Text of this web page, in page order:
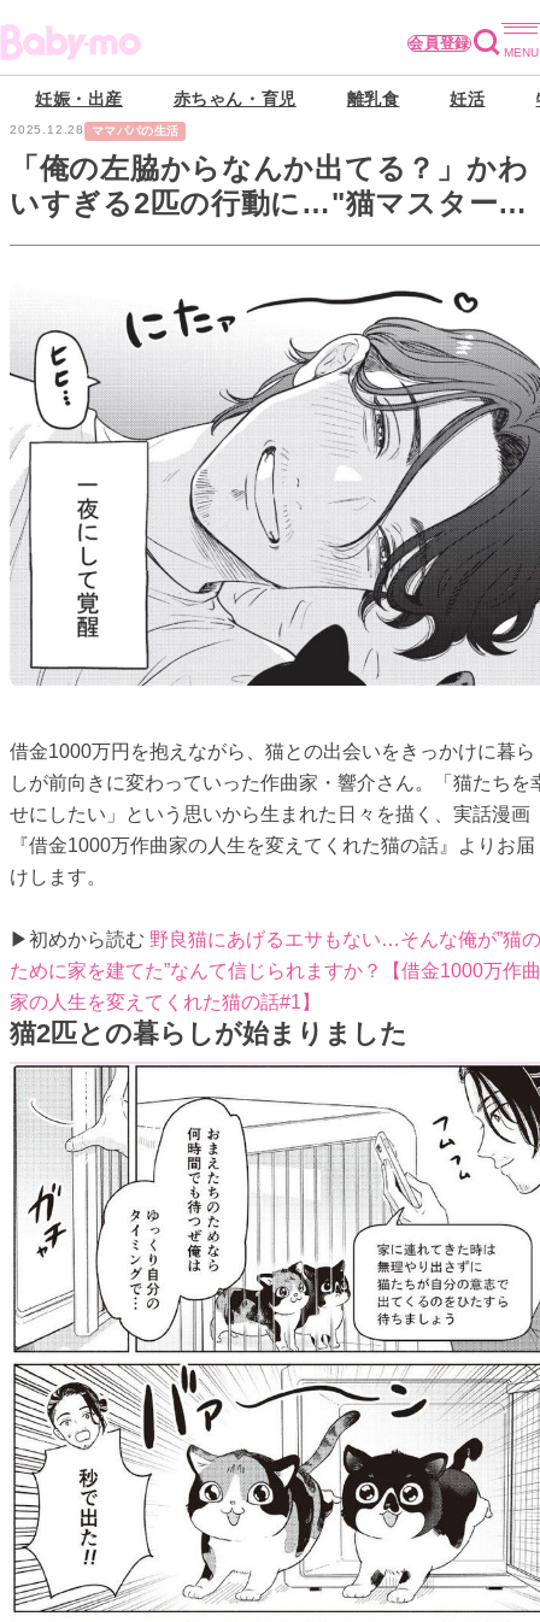
会員登録
妊娠・出産 赤ちゃん・育児 離乳食 妊活
2025.12.28 ママパパの生活
「俺の左脇からなんか出てる？」かわ
いすぎる2匹の行動に…"猫マスター響
介"覚醒しました【借金1000万作曲家
借金1000万円を抱えながら、猫との出会いをきっかけに暮ら
しが前向きに変わっていった作曲家・響介さん。「猫たちを
せにしたい」という思いから生まれた日々を描く、実話漫画
『借金1000万作曲家の人生を変えてくれた猫の話』よりお届
けします。
▶初めから読む 野良猫にあげるエサもない…そんな俺が”猫の
ために家を建てた”なんて信じられますか？【借金1000万作曲
家の人生を変えてくれた猫の話#1】
猫2匹との暮らしが始まりました